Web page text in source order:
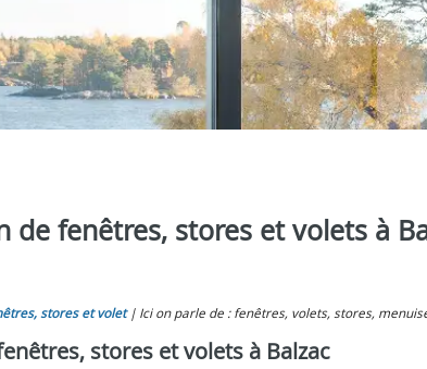
de fenêtres, stores et volets à
stores et volet Ici on parle de : fenêtres, volets, stores,
stores et volets à Balzac